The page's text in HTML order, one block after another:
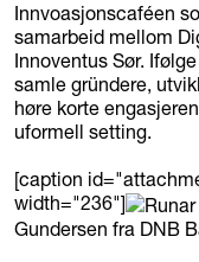
Innvoasjonscaféen
samarbeid mellom
Innoventus Sør.
samle gründere,
høre korte
uformell setting.
[caption
width="236"]
Gundersen fra DNB